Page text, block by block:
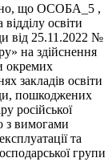
що ОСОБА_5 ,
освіти
від 25.11.2022 №
на здійснення
окремих
закладів освіти
пошкоджених
російської
з вимогами
та
групи